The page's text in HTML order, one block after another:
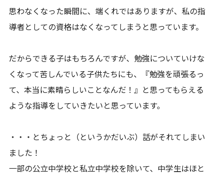
思わなくなった瞬間に、端くれではありますが、私の指
導者としての資格はなくなってしまうと思っています。
だからできる子はもちろんですが、勉強についていけな
くなって苦しんでいる子供たちにも、『勉強を頑張るっ
て、本当に素晴らしいことなんだ！』と思ってもらえる
ような指導をしていきたいと思っています。
・・・とちょっと（というかだいぶ）話がそれてしまい
ました！
一部の公立中学校と私立中学校を除いて、中学生はほと